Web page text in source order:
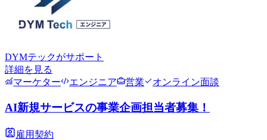
DYMテックがサポート
詳細を見る
マーケター
エンジニア 営業 オンライン面談
AI新規サービスの事業企画担当者募集！
雇用契約